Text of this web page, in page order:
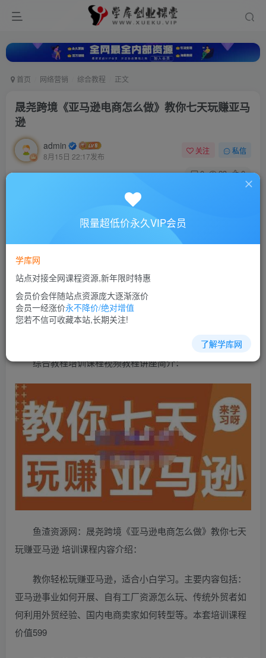
首页 网络营销 综合教程 正文
晟尧跨境《亚马逊电商怎么做》教你七天玩赚亚马
逊
admin
8月15日 22:17发布
关注 私信
0 23 0
晟尧跨境《亚马逊电商怎么做》教你七天玩赚亚马逊
此内容为付费资源，请付费后查看
10
立即购买
您当前未登录！建议登陆后购买，可保存购买订单
综合教程培训课程视频教程讲座简介：
鱼渣资源网：晟尧跨境《亚马逊电商怎么做》教你七天
玩赚亚马逊 培训课程内容介绍：
教你轻松玩赚亚马逊，适合小白学习。主要内容包括：
亚马逊事业如何开展、自有工厂资源怎么玩、传统外贸者如
何利用外贸经验、国内电商卖家如何转型等。本套培训课程
价值599
限量超低价永久VIP会员
学库网
站点对接全网课程资源,新年限时特惠
会员价会伴随站点资源庞大逐渐涨价
会员一经涨价永不降价/绝对增值
您若不信可收藏本站,长期关注!
了解学库网